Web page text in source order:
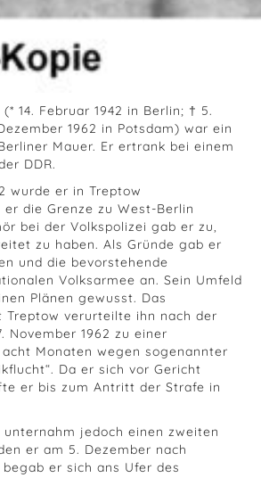
14. Februar 1942 in Berlin; † 5.
1962 in Potsdam) war ein
Mauer. Er ertrank bei einem
DDR.
wurde er in Treptow
die Grenze zu West-Berlin
bei der Volkspolizei gab er zu,
zu haben. Als Gründe gab er
und die bevorstehende
Volksarmee an. Sein Umfeld
Plänen gewusst. Das
Treptow verurteilte ihn nach der
November 1962 zu einer
Monaten wegen sogenannter
Da er sich vor Gericht
er bis zum Antritt der Strafe in
jedoch einen zweiten
er am 5. Dezember nach
er sich ans Ufer des